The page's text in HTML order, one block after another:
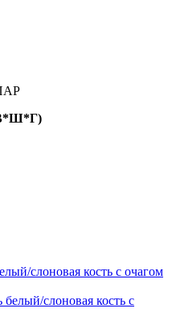
слоновая кость с очагом